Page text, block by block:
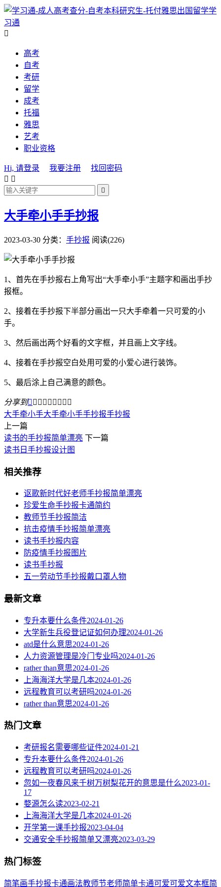
学
习通

高考
自考
考研
留学
成考
托福
雅思
艺考
职业资格
Hi, 请登录 我要注册
找回密码
 

大手牵小手手抄报
2023-03-30 分类： 手抄报 阅读(226)
1、首先在手抄报右上角写出“大手牵小手”主题字和画出手抄
报框。
2、接着在手抄报下半部分画出一只大手牵着一只可爱的小
手。
3、然后画出两个好看的文字框，并且画上文字线。
4、接着在手抄报空白处用可爱的小爱心进行装饰。
5、最后涂上自己满意的颜色。
分享到        
大手牵小手大手牵小手手抄报手抄报
上一篇
读书的手抄报简单漂亮 下一篇
读书日手抄报设计图
相关推荐
讴歌新时代好老师手抄报简单漂亮
珍爱生命手抄报卡通简约
教师节手抄报简洁
抗击疫情手抄报简单漂亮
读书手抄报内容
​防疫情手抄报图片
读书手抄报
五一劳动节手抄报戴口罩人物
最新文章
专升本要什么条件2024-01-26
大学新生兵役登记证如何办理2024-01-26
atd是什么意思2024-01-26
人力资源管理是冷门专业吗2024-01-26
rather than意思2024-01-26
上海海洋大学是几本2024-01-26
远程教育可以考研吗2024-01-26
rather than意思2024-01-26
热门文章
考研报名需要哪些证件2024-01-21
专升本要什么条件2024-01-26
远程教育可以考研吗2024-01-26
忽如一夜春风来千树万树梨花开的意思是什么2023-01-
17
婺源怎么读2023-02-21
上海海洋大学是几本2024-01-26
开学第一课手抄报2023-04-04
交通安全手抄报简单又漂亮2023-03-29
热门标签
简笔画手抄报卡通画法教师节老师简单卡通可爱可爱文本框简